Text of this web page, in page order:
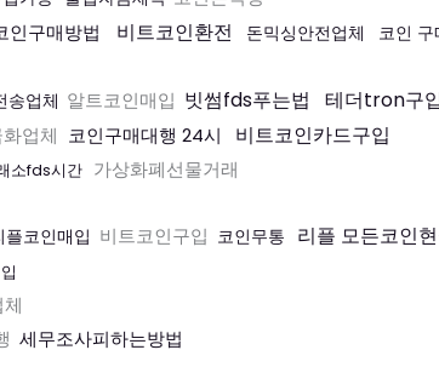
인구매방법 비트코인환전 돈믹싱안전업체 코인
송업체 알트코인매입 빗썸fds푸는법 테더tron구
업체 코인구매대행 24시 비트코인카드구입
소fds시간 가상화폐선물거래
플코인매입 비트코인구입 코인무통 리플 모든코인
세무조사피하는방법